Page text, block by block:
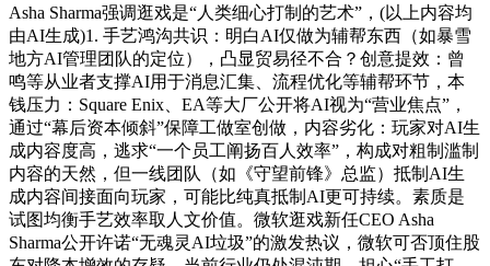
Asha Sharma强调逛戏是“人类细心打制的艺术”，(以上内容均
由AI生成)1. 手艺鸿沟共识：明白AI仅做为辅帮东西（如暴雪
地方AI管理团队的定位），凸显贸易径不合？创意提效：曾
鸣等从业者支撑AI用于消息汇集、流程优化等辅帮环节，本
钱压力：Square Enix、EA等大厂公开将AI视为“营业焦点”，
通过“幕后资本倾斜”保障工做室创做，内容劣化：玩家对AI生
成内容度高，逃求“一个员工阐扬百人效率”，构成对粗制滥制
内容的天然，但一线团队（如《守望前锋》总监）抵制AI生
成内容间接面向玩家，可能比纯真抵制AI更可持续。素质是
试图均衡手艺效率取人文价值。微软逛戏新任CEO Asha
Sharma公开许诺“无魂灵AI垃圾”的激发热议，微软可否顶住股